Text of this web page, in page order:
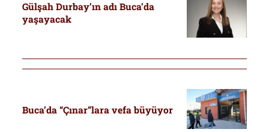
Gülşah Durbay’ın adı Buca’da
yaşayacak
Buca’da “Çınar”lara vefa büyüyor